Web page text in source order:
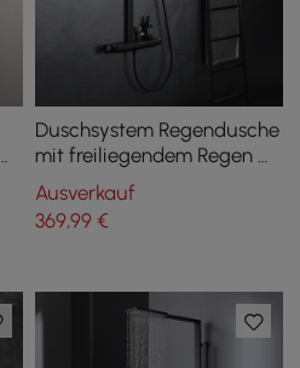
Duschsystem Regendusche
mit freiliegendem Regen &
Handbrause & Regal aus
massives Messing
Ausverkauf
369,99€